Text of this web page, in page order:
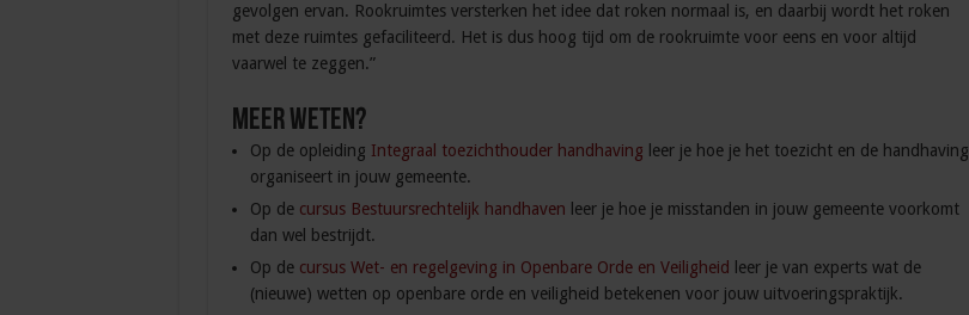
gevolgen ervan. Rookruimtes versterken het idee dat roken normaal is, en daarbij wordt het roken
met deze ruimtes gefaciliteerd. Het is dus hoog tijd om de rookruimte voor eens en voor altijd
vaarwel te zeggen.”
Meer weten?
Op de opleiding Integraal toezichthouder handhaving leer je hoe je het toezicht en de handhaving
organiseert in jouw gemeente.
Op de cursus Bestuursrechtelijk handhaven leer je hoe je misstanden in jouw gemeente voorkomt
dan wel bestrijdt.
Op de cursus Wet- en regelgeving in Openbare Orde en Veiligheid leer je van experts wat de
(nieuwe) wetten op openbare orde en veiligheid betekenen voor jouw uitvoeringspraktijk.